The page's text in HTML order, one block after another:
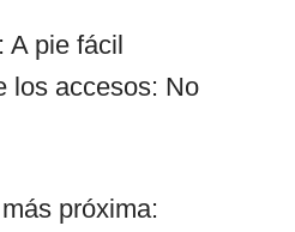
A pie fácil
los accesos: No
próxima: